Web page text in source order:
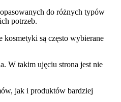
do różnych typów
potrzeb.
są często wybierane
W takim ujęciu strona jest nie
jak i produktów bardziej